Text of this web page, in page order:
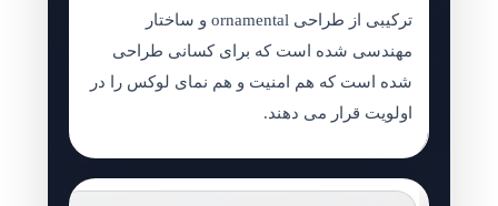
ترکیبی از طراحی ornamental و ساختار
مهندسی شده است که برای کسانی طراحی
شده است که هم امنیت و هم نمای لوکس را در
اولویت قرار می دهند.